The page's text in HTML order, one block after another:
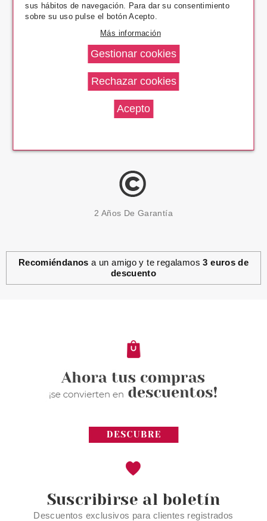
14 Días Devolución
2 Años De Garantía
Recomiéndanos a un amigo y te regalamos3 euros de
descuento
Suscribirse al boletín
Descuentos exclusivos para clientes registrados
sus hábitos de navegación. Para dar su consentimiento
sobre su uso pulse el botón Acepto.
Más información